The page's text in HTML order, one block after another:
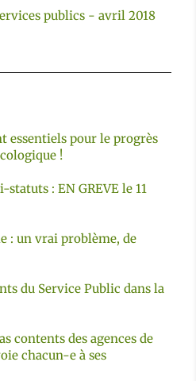
publics - avril 2018
essentiels pour le progrès
!
: EN GREVE le 11
: un vrai problème, de
du Service Public dans la
contents des agences de
chacun-e à ses